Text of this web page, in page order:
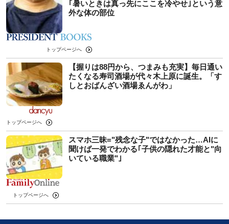
｢暑いときは真っ先にここを冷やせ｣という意
外な体の部位
トップページへ
【握りは88円から、つまみも充実】毎日通い
たくなる寿司酒場が代々木上原に誕生。「す
しとおばんざい酒場ゑんがわ」
トップページへ
スマホ三昧="残念な子"ではなかった…AIに
聞けば一発でわかる｢子供の隠れた才能と"向
いている職業"｣
トップページへ